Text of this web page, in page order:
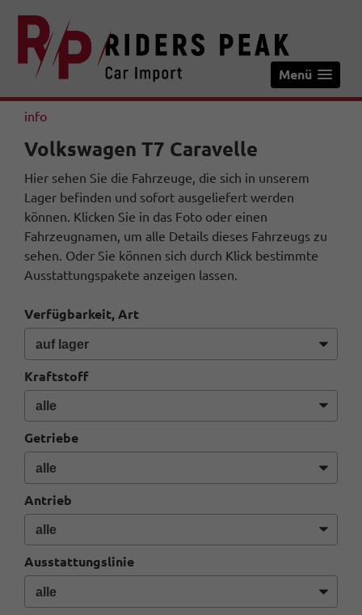
Menü
info
Volkswagen T7 Caravelle
Hier sehen Sie die Fahrzeuge, die sich in unserem
Lager befinden und sofort ausgeliefert werden
können. Klicken Sie in das Foto oder einen
Fahrzeugnamen, um alle Details dieses Fahrzeugs zu
sehen. Oder Sie können sich durch Klick bestimmte
Ausstattungspakete anzeigen lassen.
Verfügbarkeit, Art
Kraftstoff
Getriebe
Antrieb
Ausstattungslinie